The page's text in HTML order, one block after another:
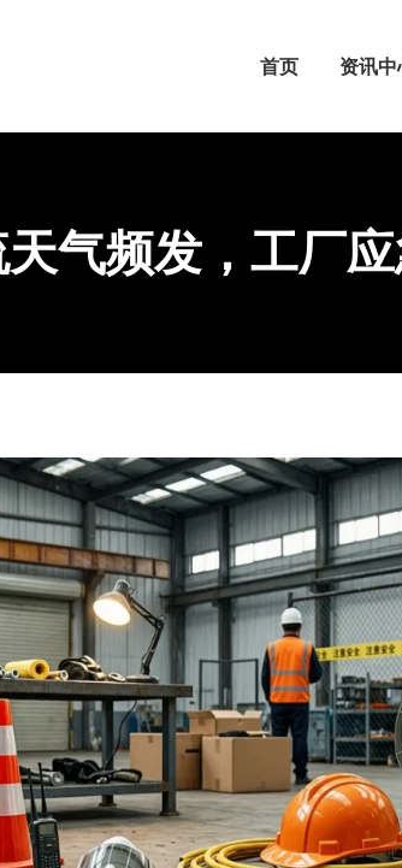
首页 资讯中
气频发，工厂